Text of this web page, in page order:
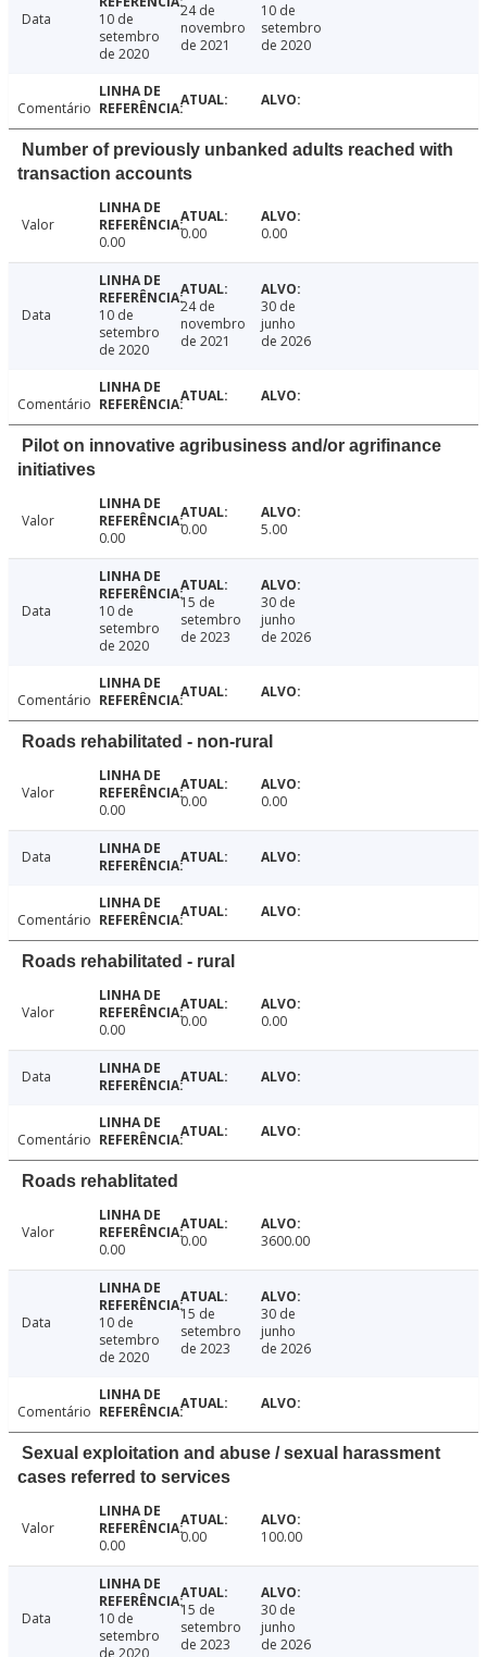
Data
10 de
setembro
de 2020
24 de
novembro
de 2021
10 de
setembro
de 2020
Comentário
Number of previously unbanked adults reached with
transaction accounts
Valor
0.00
0.00 0.00
Data
10 de
setembro
de 2020
24 de
novembro
de 2021
30 de
junho
de 2026
Comentário
Pilot on innovative agribusiness and/or agrifinance
initiatives
Valor
0.00
0.00 5.00
Data
10 de
setembro
de 2020
15 de
setembro
de 2023
30 de
junho
de 2026
Comentário
Roads rehabilitated - non-rural
Valor
0.00
0.00 0.00
Data
Comentário
Roads rehabilitated - rural
Valor
0.00
0.00 0.00
Data
Comentário
Roads rehablitated
Valor
0.00
0.00 3600.00
Data
10 de
setembro
de 2020
15 de
setembro
de 2023
30 de
junho
de 2026
Comentário
Sexual exploitation and abuse / sexual harassment
cases referred to services
Valor
0.00
0.00 100.00
Data
10 de
setembro
15 de
setembro
de 2023
30 de
junho
de 2026